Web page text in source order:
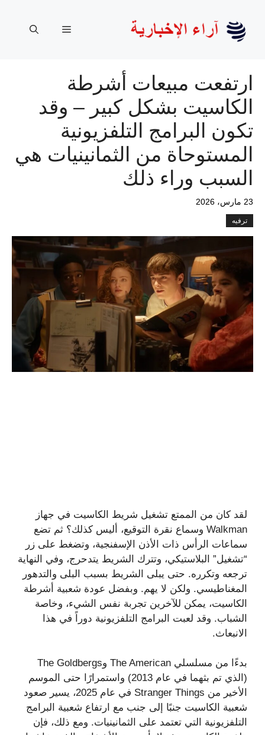
المحتوى
القائمة
ارتفعت مبيعات أشرطة
الكاسيت بشكل كبير – وقد
تكون البرامج التلفزيونية
المستوحاة من الثمانينيات هي
السبب وراء ذلك
23 مارس، 2026
ترفيه
لقد كان من الممتع تشغيل شريط الكاسيت في جهاز
Walkman وسماع نقرة التوقيع، أليس كذلك؟ ثم تضع
سماعات الرأس ذات الأذن الإسفنجية، وتضغط على زر
“تشغيل” البلاستيكي، وتترك الشريط يتدحرج، وفي النهاية
ترجعه وتكرره. حتى يبلى الشريط بسبب البلى والتدهور
المغناطيسي. ولكن لا يهم. وبفضل عودة شعبية أشرطة
الكاسيت، يمكن للآخرين تجربة نفس الشيء، وخاصة
الشباب. وقد لعبت البرامج التلفزيونية دوراً في هذا
الانبعاث.
بدءًا من مسلسلي The American وThe Goldbergs
(الذي تم بثهما في عام 2013) واستمرارًا حتى الموسم
الأخير من Stranger Things في عام 2025، يسير صعود
شعبية الكاسيت جنبًا إلى جنب مع ارتفاع شعبية البرامج
التلفزيونية التي تعتمد على الثمانينيات. ومع ذلك، فإن